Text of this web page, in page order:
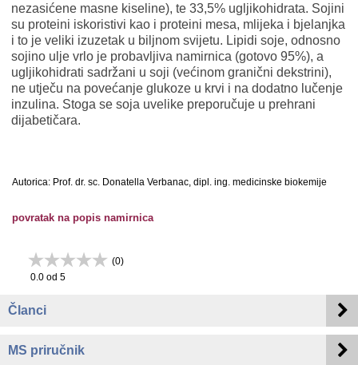
nezasićene masne kiseline), te 33,5% ugljikohidrata. Sojini
su proteini iskoristivi kao i proteini mesa, mlijeka i bjelanjka
i to je veliki izuzetak u biljnom svijetu. Lipidi soje, odnosno
sojino ulje vrlo je probavljiva namirnica (gotovo 95%), a
ugljikohidrati sadržani u soji (većinom granični dekstrini),
ne utječu na povećanje glukoze u krvi i na dodatno lučenje
inzulina. Stoga se soja uvelike preporučuje u prehrani
dijabetičara.
Autorica: Prof. dr. sc. Donatella Verbanac, dipl. ing. medicinske biokemije
povratak na popis namirnica
(0)
0.0 od 5
Članci
MS priručnik